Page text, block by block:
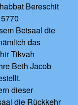
Bereschit
Betsaal die
das
Tikvah
Beth Jacob
dieser
die Rückkehr